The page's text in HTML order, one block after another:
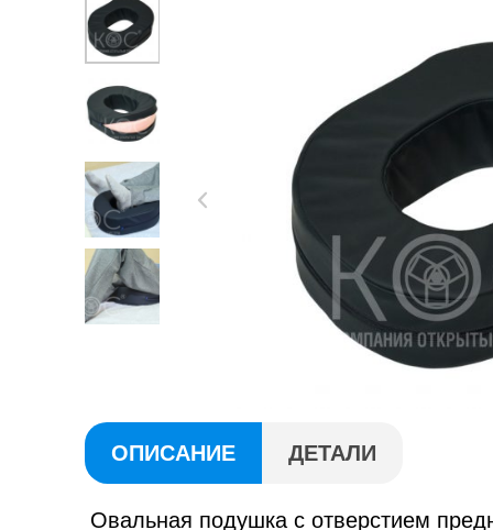
ОПИСАНИЕ ДЕТАЛИ
Овальная подушка с отверстием